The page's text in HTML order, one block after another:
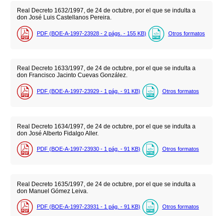
Real Decreto 1632/1997, de 24 de octubre, por el que se indulta a
don José Luis Castellanos Pereira.
PDF (BOE-A-1997-23928 - 2 págs. - 155 KB) Otros formatos
Real Decreto 1633/1997, de 24 de octubre, por el que se indulta a
don Francisco Jacinto Cuevas González.
PDF (BOE-A-1997-23929 - 1 pág. - 91 KB) Otros formatos
Real Decreto 1634/1997, de 24 de octubre, por el que se indulta a
don José Alberto Fidalgo Aller.
PDF (BOE-A-1997-23930 - 1 pág. - 91 KB) Otros formatos
Real Decreto 1635/1997, de 24 de octubre, por el que se indulta a
don Manuel Gómez Leiva.
PDF (BOE-A-1997-23931 - 1 pág. - 91 KB) Otros formatos